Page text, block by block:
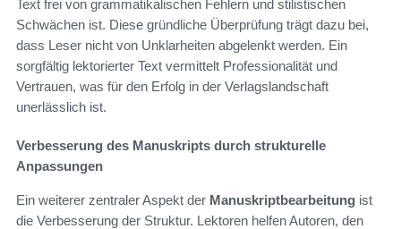
Text frei von grammatikalischen Fehlern und stilistischen
Schwächen ist. Diese gründliche Überprüfung trägt dazu bei,
dass Leser nicht von Unklarheiten abgelenkt werden. Ein
sorgfältig lektorierter Text vermittelt Professionalität und
Vertrauen, was für den Erfolg in der Verlagslandschaft
unerlässlich ist.
Verbesserung des Manuskripts durch strukturelle
Anpassungen
Ein weiterer zentraler Aspekt der Manuskriptbearbeitung ist
die Verbesserung der Struktur. Lektoren helfen Autoren, den